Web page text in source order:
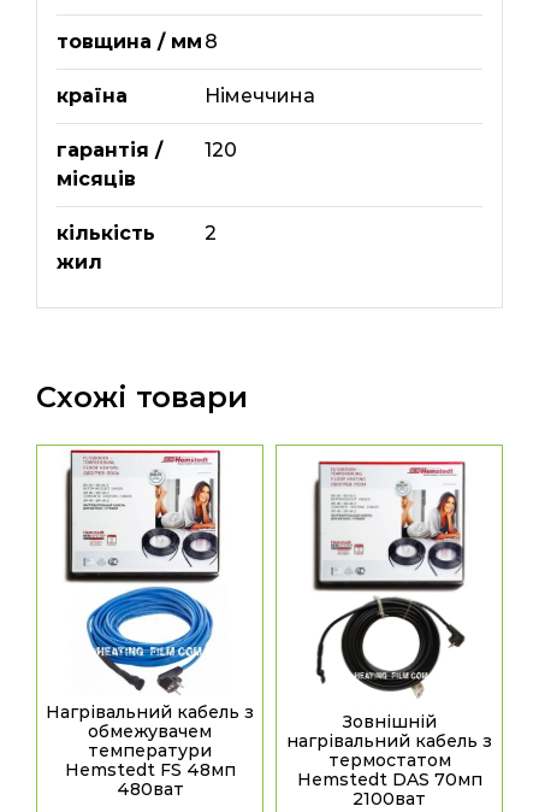
товщина / мм 8
країна Німеччина
гарантія /
місяців
120
кількість
жил
2
Схожі товари
Нагрівальний кабель з
обмежувачем
температури
Hemstedt FS 48мп
480ват
Зовнішній
нагрівальний кабель з
термостатом
Hemstedt DAS 70мп
2100ват